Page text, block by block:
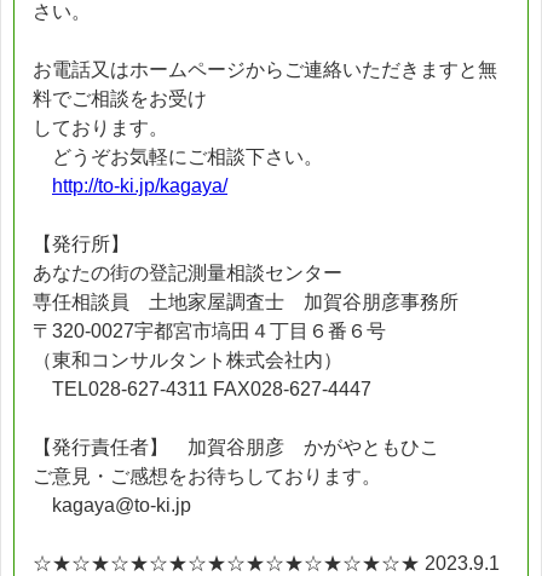
さい。
お電話又はホームページからご連絡いただきますと無
料でご相談をお受け
しております。
どうぞお気軽にご相談下さい。
http://to-ki.jp/kagaya/
【発行所】
あなたの街の登記測量相談センター
専任相談員 土地家屋調査士 加賀谷朋彦事務所
〒320-0027宇都宮市塙田４丁目６番６号
（東和コンサルタント株式会社内）
TEL028-627-4311 FAX028-627-4447
【発行責任者】 加賀谷朋彦 かがやともひこ
ご意見・ご感想をお待ちしております。
kagaya@to-ki.jp
☆★☆★☆★☆★☆★☆★☆★☆★☆★☆★ 2023.9.1